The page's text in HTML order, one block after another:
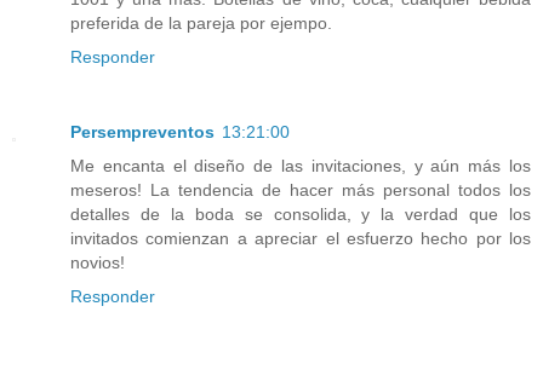
preferida de la pareja por ejempo.
Responder
Persempreventos 13:21:00
Me encanta el diseño de las invitaciones, y aún más los
meseros! La tendencia de hacer más personal todos los
detalles de la boda se consolida, y la verdad que los
invitados comienzan a apreciar el esfuerzo hecho por los
novios!
Responder